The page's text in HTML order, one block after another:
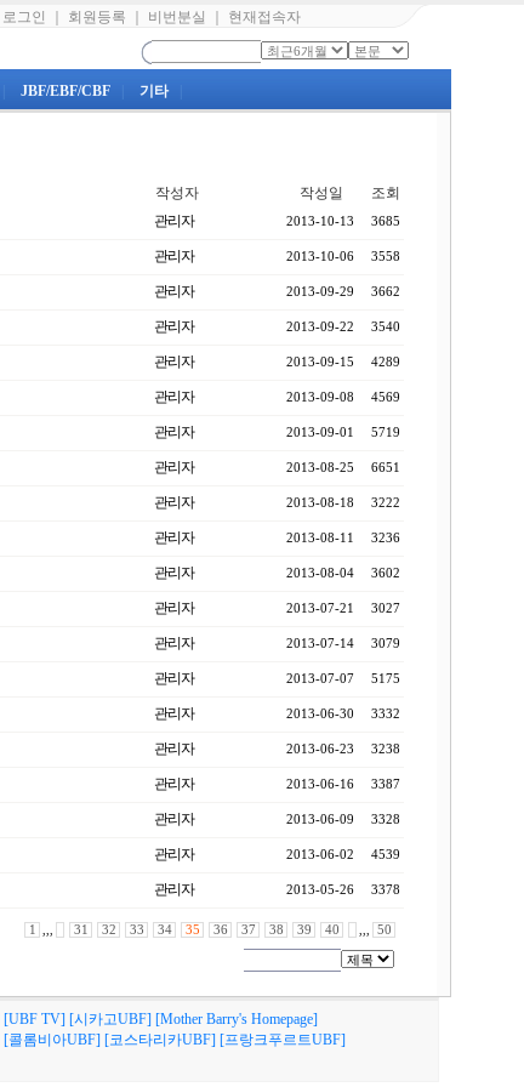
로그인 회원등록 비번분실 현재접속자
JBF/EBF/CBF 기타
작성자 작성일 조회
관리자 2013-10-13 3685
관리자 2013-10-06 3558
관리자 2013-09-29 3662
관리자 2013-09-22 3540
관리자 2013-09-15 4289
관리자 2013-09-08 4569
관리자 2013-09-01 5719
관리자 2013-08-25 6651
관리자 2013-08-18 3222
관리자 2013-08-11 3236
관리자 2013-08-04 3602
관리자 2013-07-21 3027
관리자 2013-07-14 3079
관리자 2013-07-07 5175
관리자 2013-06-30 3332
관리자 2013-06-23 3238
관리자 2013-06-16 3387
관리자 2013-06-09 3328
관리자 2013-06-02 4539
관리자 2013-05-26 3378
1 31 32 33 34 35 36 37 38 39 40 50
[UBF TV] [시카고UBF] [Mother Barry's Homepage]
[콜롬비아UBF] [코스타리카UBF] [프랑크푸르트UBF]